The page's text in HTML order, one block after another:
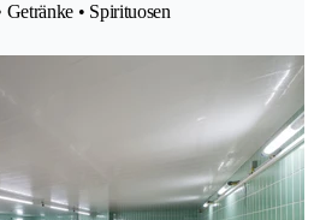
• Spirituosen